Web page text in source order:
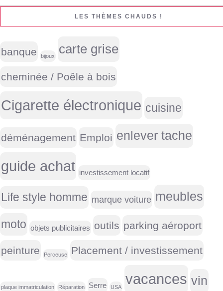
LES THÈMES CHAUDS !
banque bijoux carte grise
cheminée / Poêle à bois
Cigarette électronique cuisine
déménagement Emploi enlever tache
guide achat investissement locatif
Life style homme marque voiture meubles
moto objets publicitaires outils parking aéroport
peinture Perceuse Placement / investissement
plaque immatriculation Réparation Serre USA vacances vin